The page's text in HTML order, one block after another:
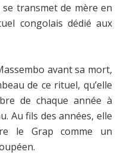
transmet de mère en
congolais dédié aux
avant sa mort,
de ce rituel, qu’elle
de chaque année à
Au fils des années, elle
le Grap comme un